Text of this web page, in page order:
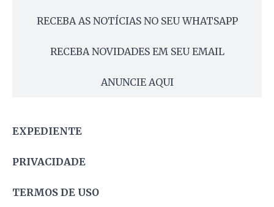
RECEBA AS NOTÍCIAS NO SEU WHATSAPP
RECEBA NOVIDADES EM SEU EMAIL
ANUNCIE AQUI
EXPEDIENTE
PRIVACIDADE
TERMOS DE USO